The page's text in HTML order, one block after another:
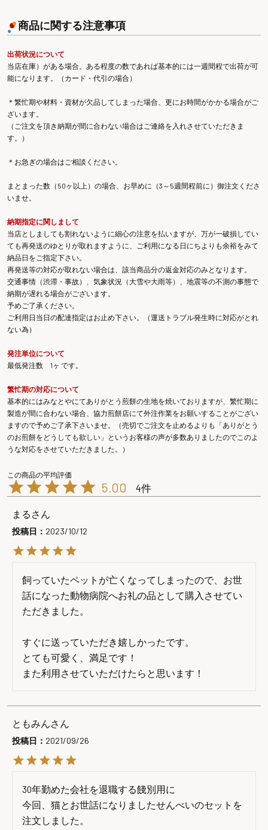
商品に関する注意事項
出荷状況について
当店在庫）がある場合。ある程度の数であれば基本的には一週間程で出荷が可
能になります。（カード・代引の場合）
＊繁忙期や材料・資材が欠品してしまった場合、更にお時間がかかる場合がご
ざいます。
（ご注文を頂き納期が間に合わない場合はご連絡を入れさせていただきま
す。）
＊お急ぎの場合はご相談ください。
まとまった数（50ヶ以上）の場合、お早めに（3～5週間程前に）御注文くださ
いませ。
納期指定に関しまして
当店としましても割れないように細心の注意を払いますが、万が一破損してい
ても再発送のゆとりが取れますように、ご利用になる日にちよりも余裕をみて
納品日をご指定下さい。
再発送等の対応が取れない場合は、該当商品分の返金対応のみとなります。
交通事情（渋滞・事故）、気象状況（大雪や大雨等）、地震等の不測の事態で
納期が遅れる場合がございます。
予めご了承ください。
ご利用日当日の配達指定はお止め下さい。（運送トラブル発生時に対応がとれ
ない為）
発注単位について
最低発注数 1ヶ です。
繁忙期の対応について
基本的にはみなとやにてありがとう煎餅の生地を焼いておりますが、繁忙期に
製造が間に合わない場合、協力煎餅店にて外注作業をお願いすることがござい
ますので予めご了承下さいませ。（売切でご注文を止めるよりも「ありがとう
のお煎餅をどうしても欲しい」というお客様の声が多数ありましたのでこのよ
うな対応をさせていただきました。）
5.00 4
まる
投稿日 2023/10/12
飼っていたペットが亡くなってしまったので、お世
話になった動物病院へお礼の品として購入させてい
ただきました。
すぐに送っていただき嬉しかったです。
とても可愛く、満足です！
また利用させていただけたらと思います！
ともみん
投稿日 2021/09/26
30年勤めた会社を退職する餞別用に
今回、猫とお世話になりましたせんべいのセットを
注文しました。